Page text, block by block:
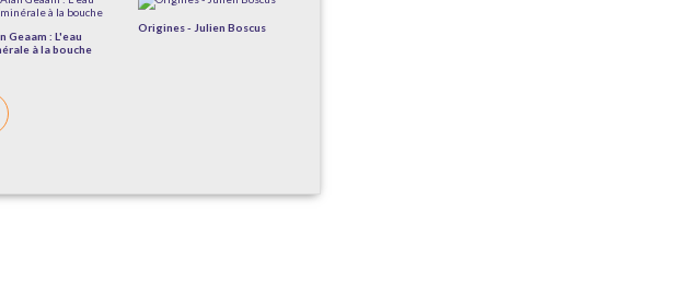
Geaam : L'eau
à la bouche
Origines - Julien Boscus